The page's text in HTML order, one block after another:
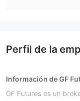
Perfil de la
Información de GF
GF Futures es un